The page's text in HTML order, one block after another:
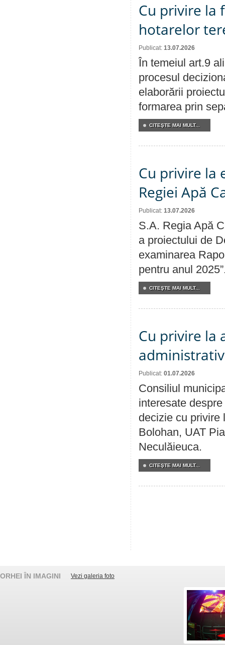
Cu privire la
hotarelor
Publicat: 13.07.2026
În temeiul art.9
procesul
elaborării
formarea prin
CITEŞTE MAI MULT...
Cu privire la
Regiei Apă
Publicat: 13.07.2026
S.A. Regia Apă
a proiectului de
examinarea
pentru anul
CITEŞTE MAI MULT...
Cu privire la
Publicat: 01.07.2026
Consiliul
interesate
decizie cu privire
Bolohan, UAT
Neculăieuca.
CITEŞTE MAI MULT...
ORHEI ÎN IMAGINI Vezi galeria foto